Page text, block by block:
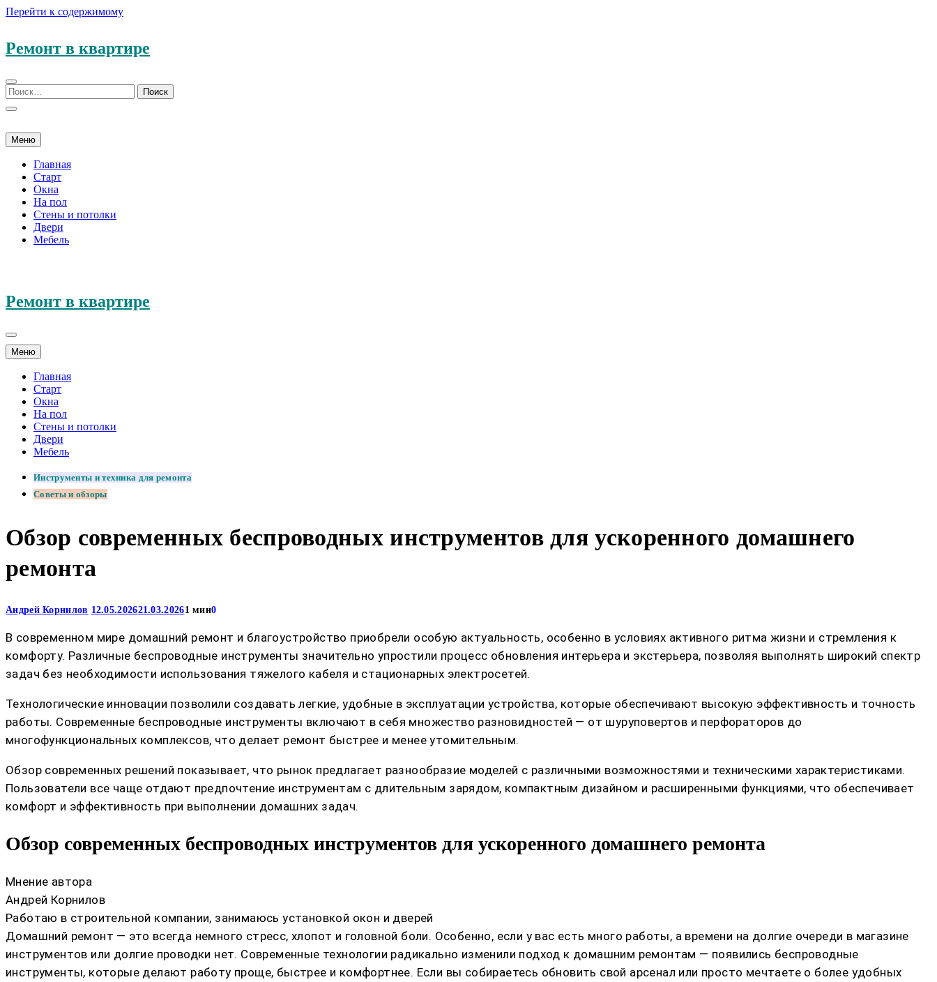
Перейти к содержимому
Ремонт в квартире
Меню
Главная
Старт
Окна
На пол
Стены и потолки
Двери
Мебель
Ремонт в квартире
Меню
Главная
Старт
Окна
На пол
Стены и потолки
Двери
Мебель
Инструменты и техника для ремонта
Советы и обзоры
Обзор современных беспроводных инструментов для ускоренного домашнего
ремонта
Андрей Корнилов 12.05.202621.03.20261 мин0
В современном мире домашний ремонт и благоустройство приобрели особую актуальность, особенно в условиях активного ритма жизни и стремления к
комфорту. Различные беспроводные инструменты значительно упростили процесс обновления интерьера и экстерьера, позволяя выполнять широкий спектр
задач без необходимости использования тяжелого кабеля и стационарных электросетей.
Технологические инновации позволили создавать легкие, удобные в эксплуатации устройства, которые обеспечивают высокую эффективность и точность
работы. Современные беспроводные инструменты включают в себя множество разновидностей — от шуруповертов и перфораторов до
многофункциональных комплексов, что делает ремонт быстрее и менее утомительным.
Обзор современных решений показывает, что рынок предлагает разнообразие моделей с различными возможностями и техническими характеристиками.
Пользователи все чаще отдают предпочтение инструментам с длительным зарядом, компактным дизайном и расширенными функциями, что обеспечивает
комфорт и эффективность при выполнении домашних задач.
Обзор современных беспроводных инструментов для ускоренного домашнего ремонта
Мнение автора
Андрей Корнилов
Работаю в строительной компании, занимаюсь установкой окон и дверей
Домашний ремонт — это всегда немного стресс, хлопот и головной боли. Особенно, если у вас есть много работы, а времени на долгие очереди в магазине
инструментов или долгие проводки нет. Современные технологии радикально изменили подход к домашним ремонтам — появились беспроводные
инструменты, которые делают работу проще, быстрее и комфортнее. Если вы собираетесь обновить свой арсенал или просто мечтаете о более удобных